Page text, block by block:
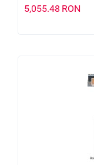
5,055.48 RON